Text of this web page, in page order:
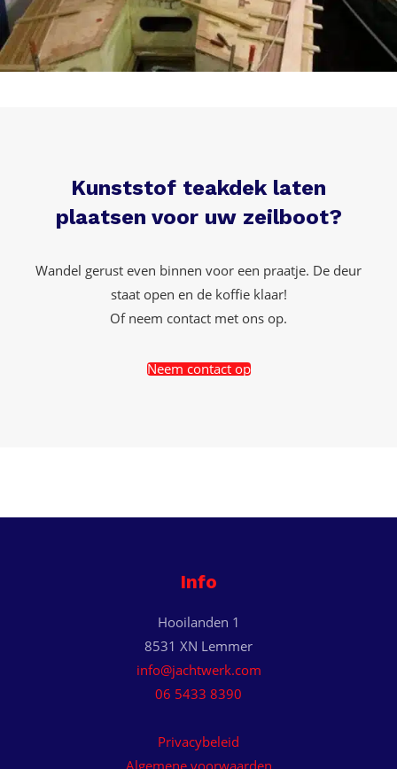
Kunststof teakdek laten
plaatsen voor uw zeilboot?
Wandel gerust even binnen voor een praatje. De deur
staat open en de koffie klaar!
Of neem contact met ons op.
Neem contact op
Info
Hooilanden 1
8531 XN Lemmer
info@jachtwerk.com
06 5433 8390
Privacybeleid